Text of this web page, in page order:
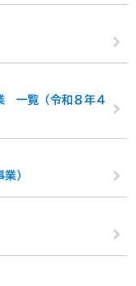
一覧（令和８年４
）